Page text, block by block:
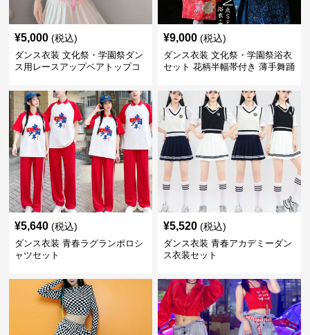
¥5,000 (税込)
ダンス衣装 文化祭・学園祭ダン
ス用レースアップベアトップコ
¥9,000 (税込)
ダンス衣装 文化祭・学園祭浴衣
セット 花柄半幅帯付き 薄手舞踊
¥5,640 (税込)
ダンス衣装 青春ラグランポロシ
ャツセット
¥5,520 (税込)
ダンス衣装 青春アカデミーダン
ス衣装セット